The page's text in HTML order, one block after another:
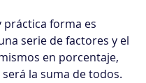
práctica forma es
serie de factores y el
en porcentaje,
será la suma de todos.